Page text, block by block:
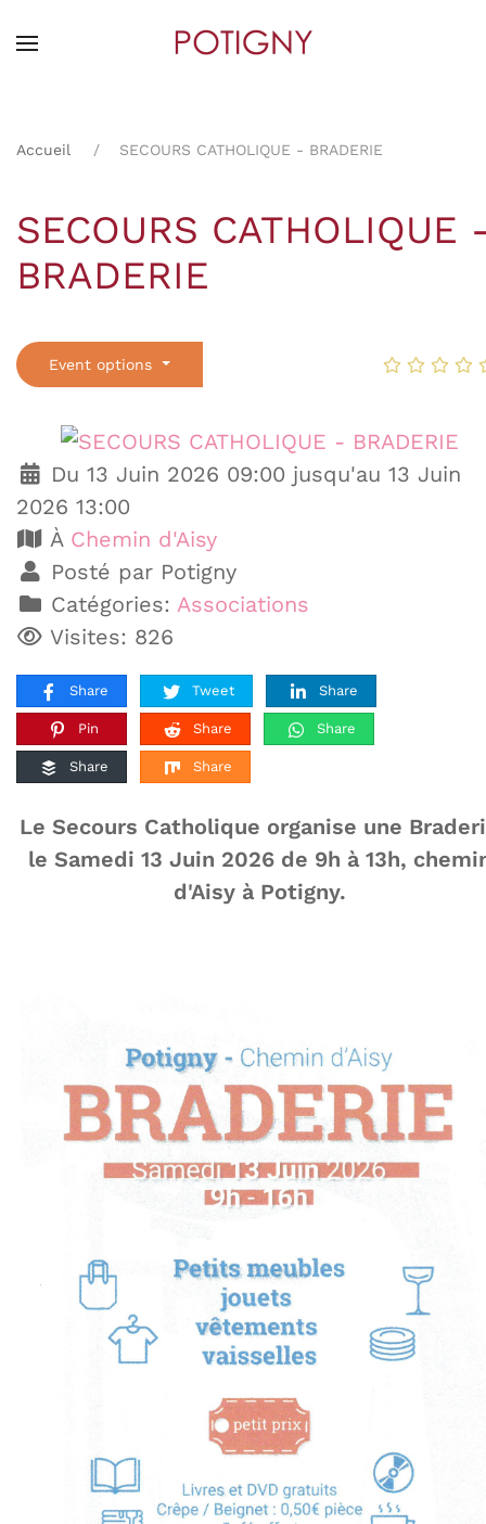
content
Accueil SECOURS CATHOLIQUE - BRADERIE
SECOURS CATHOLIQUE
BRADERIE
Event options
Du 13 Juin 2026 09:00 jusqu'au 13 Juin
2026 13:00
À Chemin d'Aisy
Posté par Potigny
Catégories: Associations
Visites: 826
Share Tweet Share
Pin Share Share
Share Share
Le Secours Catholique organise une
le Samedi 13 Juin 2026 de 9h à 13h,
d'Aisy à Potigny.